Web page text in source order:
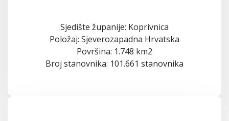
Sjedište županije: Koprivnica
Položaj: Sjeverozapadna Hrvatska
Površina: 1.748 km2
Broj stanovnika: 101.661 stanovnika